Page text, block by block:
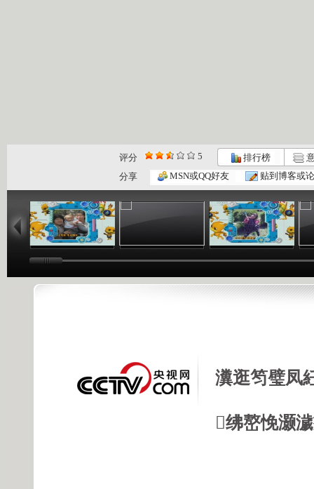
评分 5 排行榜
分享
MSN或QQ好友 贴到博客或
02:44
动画梦工场...
02:50
动画梦工场...
02:48
瀵逛笉璧凤
绋嶅悗灏